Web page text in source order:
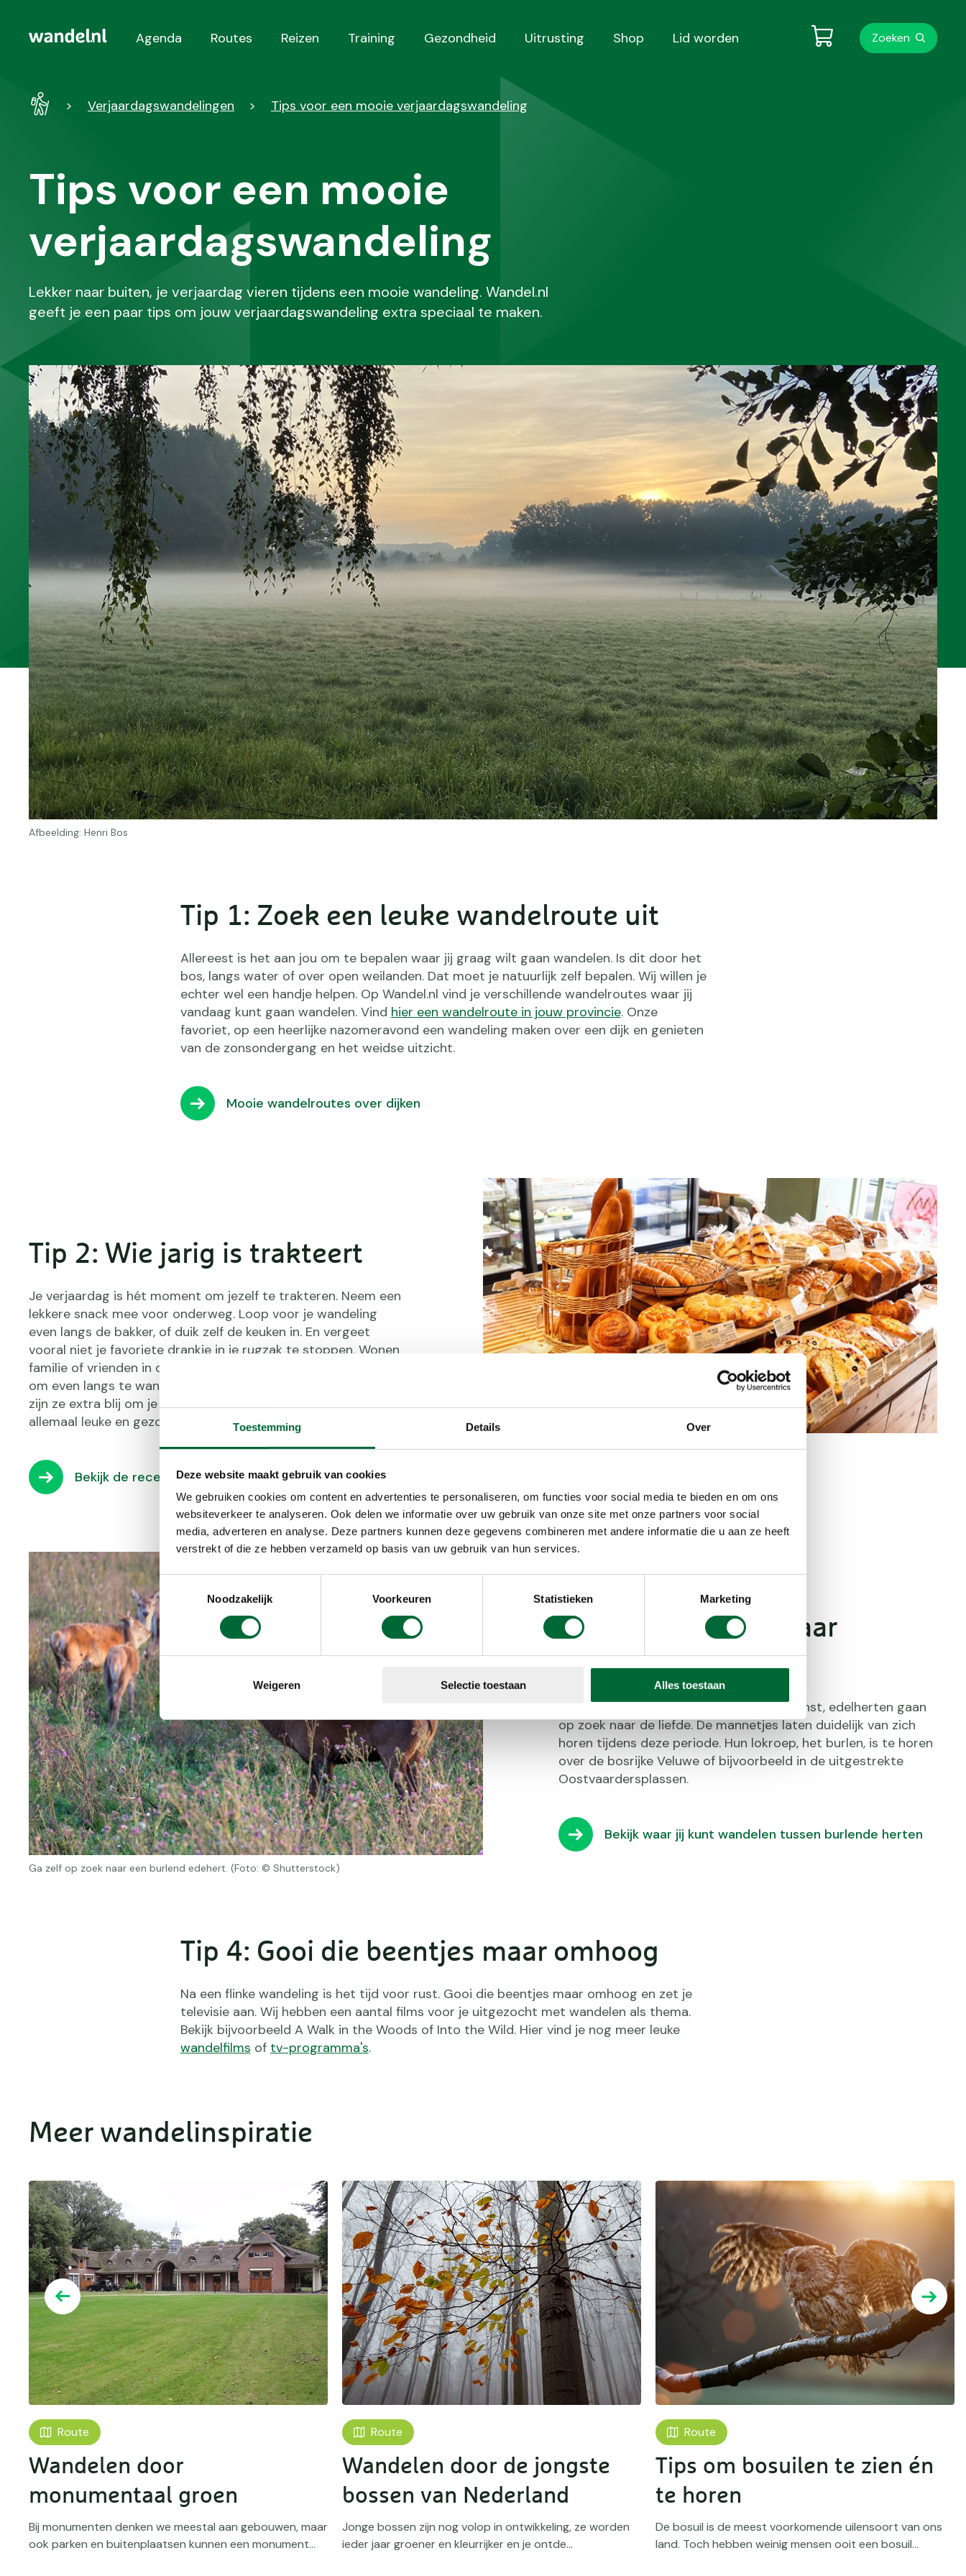
Toestemming Details Over
Deze website maakt gebruik van cookies
We gebruiken cookies om content en advertenties te personaliseren, om functies voor social media te bieden en om ons
websiteverkeer te analyseren. Ook delen we informatie over uw gebruik van onze site met onze partners voor social
media, adverteren en analyse. Deze partners kunnen deze gegevens combineren met andere informatie die u aan ze heeft
verstrekt of die ze hebben verzameld op basis van uw gebruik van hun services.
Toestemmingsselectie
Noodzakelijk
Voorkeuren Statistieken Marketing
Weigeren Selectie toestaan Alles toestaan
Hoofdnavigatie
Agenda Routes Reizen Training Gezondheid Uitrusting Shop Lid worden Zoeken
WandelVerjaardagswandelingen Tips voor een mooie verjaardagswandeling
Tips voor een mooie
verjaardagswandeling
Lekker naar buiten, je verjaardag vieren tijdens een mooie wandeling. Wandel.nl
geeft je een paar tips om jouw verjaardagswandeling extra speciaal te maken.
Afbeelding: Henri Bos
Tip 1: Zoek een leuke wandelroute uit
Allereest is het aan jou om te bepalen waar jij graag wilt gaan wandelen. Is dit door het
bos, langs water of over open weilanden. Dat moet je natuurlijk zelf bepalen. Wij willen je
echter wel een handje helpen. Op Wandel.nl vind je verschillende wandelroutes waar jij
vandaag kunt gaan wandelen. Vind hier een wandelroute in jouw provincie. Onze
favoriet, op een heerlijke nazomeravond een wandeling maken over een dijk en genieten
van de zonsondergang en het weidse uitzicht.
Mooie wandelroutes over dijken
Tip 2: Wie jarig is trakteert
Je verjaardag is hét moment om jezelf te trakteren. Neem een
lekkere snack mee voor onderweg. Loop voor je wandeling
even langs de bakker, of duik zelf de keuken in. En vergeet
vooral niet je favoriete drankje in je rugzak te stoppen. Wonen
familie of vrienden in de buurt? Dan kan je er ook voor kiezen
om even langs te wandelen en een traktatie uit te delen. Zo
zijn ze extra blij om je weer te zien. Op Wandel.nl staan
allemaal leuke en gezonde recepten.
Bekijk de recepten
Ga zelf op zoek naar een burlend edehert. (Foto: © Shutterstock)
Tip 3: Ga op zoek naar
burlende herten
Aan het einde van de zomer start de bronst, edelherten gaan
op zoek naar de liefde. De mannetjes laten duidelijk van zich
horen tijdens deze periode. Hun lokroep, het burlen, is te horen
over de bosrijke Veluwe of bijvoorbeeld in de uitgestrekte
Oostvaardersplassen.
Bekijk waar jij kunt wandelen tussen burlende herten
Tip 4: Gooi die beentjes maar omhoog
Na een flinke wandeling is het tijd voor rust. Gooi die beentjes maar omhoog en zet je
televisie aan. Wij hebben een aantal films voor je uitgezocht met wandelen als thema.
Bekijk bijvoorbeeld A Walk in the Woods of Into the Wild. Hier vind je nog meer leuke
wandelfilms of tv-programma's.
Meer wandelinspiratie
Route
Wandelen door
monumentaal groen
Bij monumenten denken we meestal aan gebouwen, maar
ook parken en buitenplaatsen kunnen een monument...
Route
Wandelen door de jongste
bossen van Nederland
Jonge bossen zijn nog volop in ontwikkeling, ze worden
ieder jaar groener en kleurrijker en je ontde...
Route
Tips om bosuilen te zien én
te horen
De bosuil is de meest voorkomende uilensoort van ons
land. Toch hebben weinig mensen ooit een bosuil...